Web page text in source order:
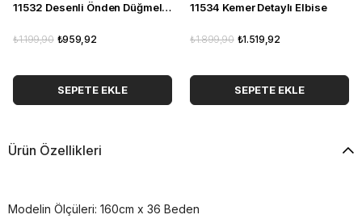
11532 Desenli Önden Düğmeli Elbise
₺959,92
₺1.199,90
SEPETE EKLE
11534 Kemer Detaylı Elbise
₺1.519,92
₺1.899,90
SEPETE EKLE
Ürün Özellikleri
Modelin Ölçüleri: 160cm x 36 Beden